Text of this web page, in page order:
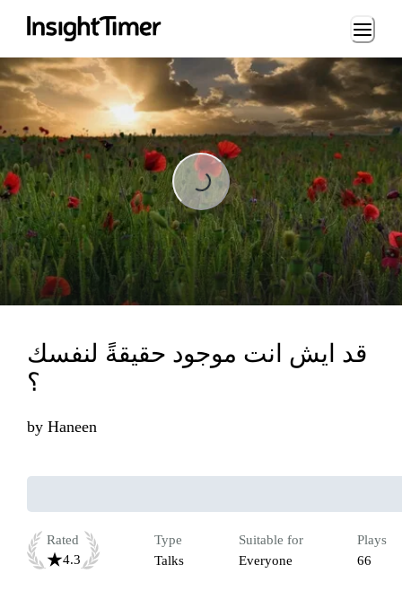
Loading...
Loading...
قد ايش انت موجود حقيقةً لنفسك
؟
by Haneen
Rated
4.3
Type
Talks
Suitable for
Everyone
Plays
66